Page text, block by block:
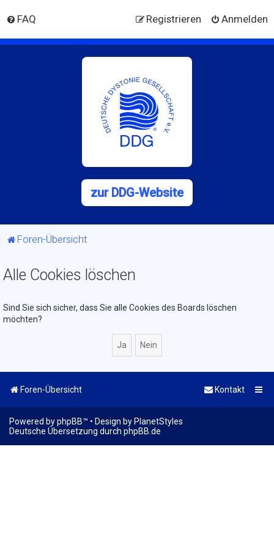
FAQ Anmelden
Registrieren
zur DDG-Website
Foren-Übersicht
Alle Cookies löschen
Sind Sie sich sicher, dass Sie alle Cookies des Boards löschen
möchten?
Foren-Übersicht Kontakt
Powered byphpBB™ • Design by PlanetStyles
Deutsche Übersetzung durch phpBB.de